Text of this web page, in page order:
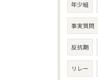
年少組
事実質問
反抗期
リレー